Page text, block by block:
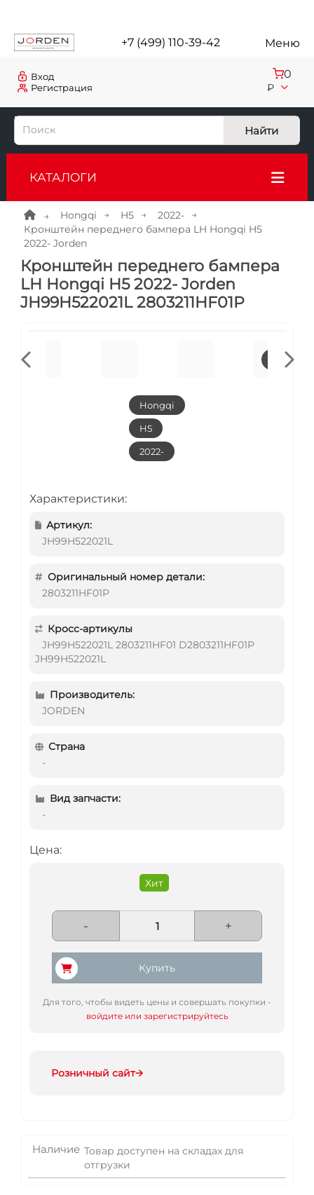
+7 (499) 110-39-42 Меню
Регистрация
Вход 0
₽
Найти
КАТАЛОГИ
Hongqi H5
2022-
Кронштейн переднего бампера LH Hongqi H5
2022- Jorden
Кронштейн переднего бампера
LH Hongqi H5 2022- Jorden
JH99H522021L 2803211HF01P
Hongqi
H5
2022-
Характеристики:
Артикул:
JH99H522021L
Оригинальный номер детали:
2803211HF01P
Кросс-артикулы
JH99H522021L 2803211HF01 D2803211HF01P
JH99H522021L
Производитель:
JORDEN
Страна
-
Вид запчасти:
-
Цена:
Хит
- +
Купить
Для того, чтобы видеть цены и совершать покупки -
войдите или зарегистрируйтесь
Розничный сайт
Наличие Товар доступен на складах для
отгрузки